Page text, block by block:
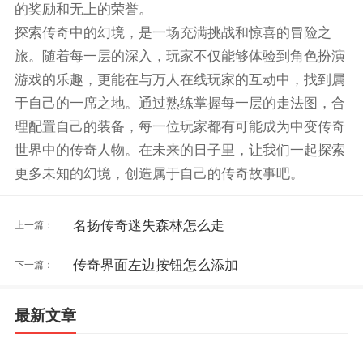
的奖励和无上的荣誉。
探索传奇中的幻境，是一场充满挑战和惊喜的冒险之
旅。随着每一层的深入，玩家不仅能够体验到角色扮演
游戏的乐趣，更能在与万人在线玩家的互动中，找到属
于自己的一席之地。通过熟练掌握每一层的走法图，合
理配置自己的装备，每一位玩家都有可能成为中变传奇
世界中的传奇人物。在未来的日子里，让我们一起探索
更多未知的幻境，创造属于自己的传奇故事吧。
上一篇： 名扬传奇迷失森林怎么走
下一篇： 传奇界面左边按钮怎么添加
最新文章